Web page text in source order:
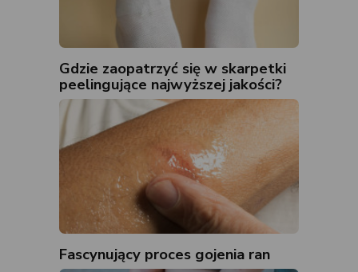
Gdzie zaopatrzyć się w skarpetki
peelingujące najwyższej jakości?
Fascynujący proces gojenia ran